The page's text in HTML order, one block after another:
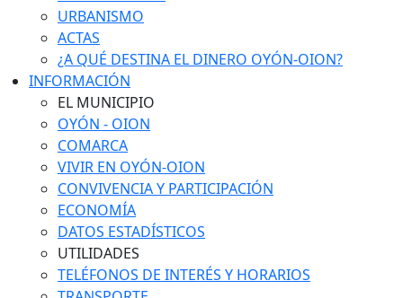
URBANISMO
ACTAS
¿A QUÉ DESTINA EL DINERO OYÓN-OION?
INFORMACIÓN
EL MUNICIPIO
OYÓN - OION
COMARCA
VIVIR EN OYÓN-OION
CONVIVENCIA Y PARTICIPACIÓN
ECONOMÍA
DATOS ESTADÍSTICOS
UTILIDADES
TELÉFONOS DE INTERÉS Y HORARIOS